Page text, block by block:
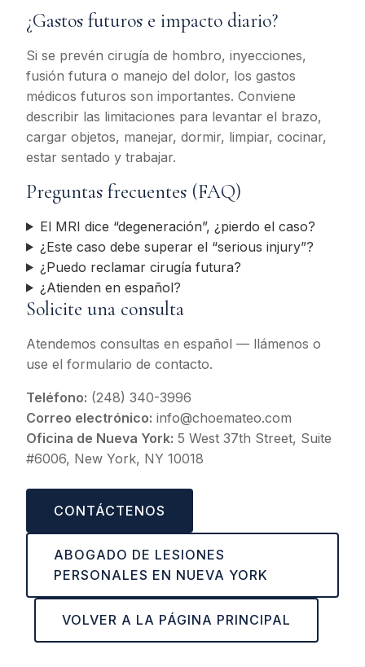
¿Gastos futuros e impacto diario?
Si se prevén cirugía de hombro, inyecciones,
fusión futura o manejo del dolor, los gastos
médicos futuros son importantes. Conviene
describir las limitaciones para levantar el brazo,
cargar objetos, manejar, dormir, limpiar, cocinar,
estar sentado y trabajar.
Preguntas frecuentes (FAQ)
El MRI dice “degeneración”, ¿pierdo el caso?
¿Este caso debe superar el “serious injury”?
¿Puedo reclamar cirugía futura?
¿Atienden en español?
Solicite una consulta
Atendemos consultas en español — llámenos o
use el formulario de contacto.
Teléfono: (248) 340-3996
Correo electrónico: info@choemateo.com
Oficina de Nueva York: 5 West 37th Street, Suite
#6006, New York, NY 10018
CONTÁCTENOS
ABOGADO DE LESIONES
PERSONALES EN NUEVA YORK
VOLVER A LA PÁGINA PRINCIPAL